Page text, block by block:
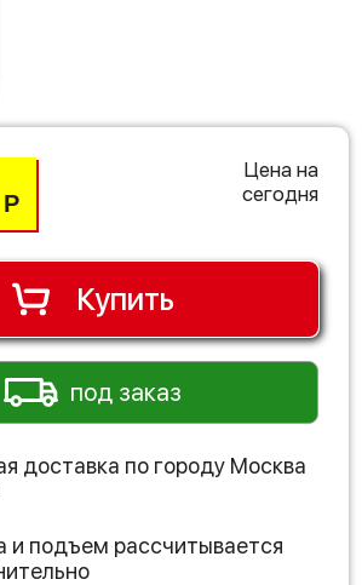
Р
Цена на
сегодня
Купить
под заказ
доставка по городу Москва
и подъем рассчитывается